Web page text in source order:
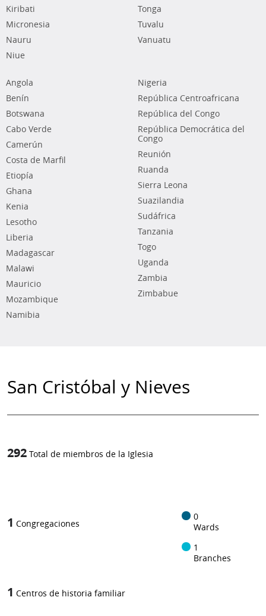
Kiribati
Micronesia
Nauru
Niue
Tonga
Tuvalu
Vanuatu
Angola
Benín
Botswana
Cabo Verde
Camerún
Costa de Marfil
Etiopía
Ghana
Kenia
Lesotho
Liberia
Madagascar
Malawi
Mauricio
Mozambique
Namibia
Nigeria
República Centroafricana
República del Congo
República Democrática del
Congo
Reunión
Ruanda
Sierra Leona
Suazilandia
Sudáfrica
Tanzania
Togo
Uganda
Zambia
Zimbabue
San Cristóbal y Nieves
292 Total de miembros de la Iglesia
1 Congregaciones
0
Wards
1
Branches
1 Centros de historia familiar